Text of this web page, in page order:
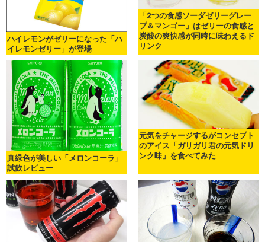
ハイレモンがゼリーになった「ハ
イレモンゼリー」が登場
「2つの食感ソーダゼリーグレー
プ＆マンゴー」はゼリーの食感と
炭酸の爽快感が同時に味わえるド
リンク
真緑色が美しい「メロンコーラ」
試飲レビュー
元気をチャージするがコンセプト
のアイス「ガリガリ君の元気ドリ
ンク味」を食べてみた